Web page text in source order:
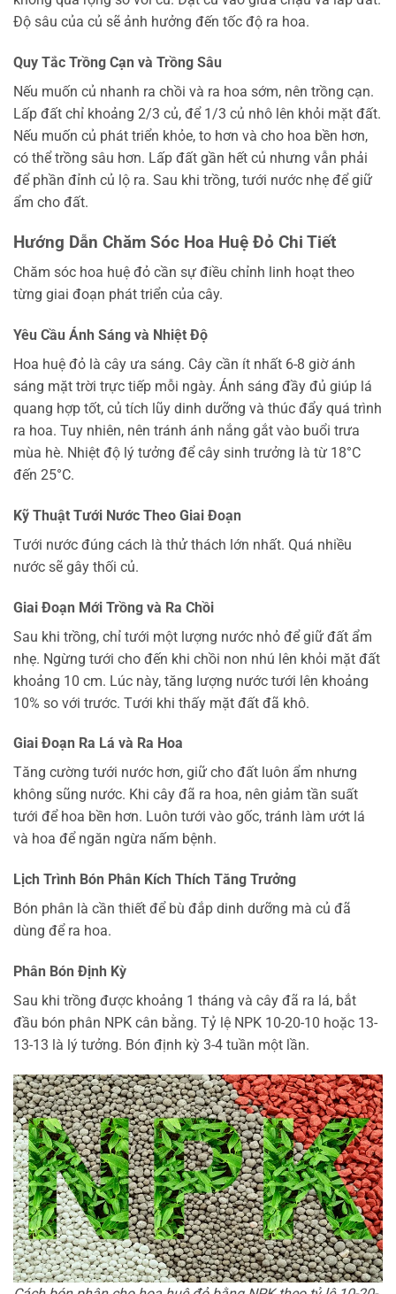
Độ sâu của củ sẽ ảnh hưởng đến tốc độ ra hoa.
Quy Tắc Trồng Cạn và Trồng Sâu
Nếu muốn củ nhanh ra chồi và ra hoa sớm, nên trồng cạn.
Lấp đất chỉ khoảng 2/3 củ, để 1/3 củ nhô lên khỏi mặt đất.
Nếu muốn củ phát triển khỏe, to hơn và cho hoa bền hơn,
có thể trồng sâu hơn. Lấp đất gần hết củ nhưng vẫn phải
để phần đỉnh củ lộ ra. Sau khi trồng, tưới nước nhẹ để giữ
ẩm cho đất.
Hướng Dẫn Chăm Sóc Hoa Huệ Đỏ Chi Tiết
Chăm sóc hoa huệ đỏ cần sự điều chỉnh linh hoạt theo
từng giai đoạn phát triển của cây.
Yêu Cầu Ánh Sáng và Nhiệt Độ
Hoa huệ đỏ là cây ưa sáng. Cây cần ít nhất 6-8 giờ ánh
sáng mặt trời trực tiếp mỗi ngày. Ánh sáng đầy đủ giúp lá
quang hợp tốt, củ tích lũy dinh dưỡng và thúc đẩy quá trình
ra hoa. Tuy nhiên, nên tránh ánh nắng gắt vào buổi trưa
mùa hè. Nhiệt độ lý tưởng để cây sinh trưởng là từ 18°C
đến 25°C.
Kỹ Thuật Tưới Nước Theo Giai Đoạn
Tưới nước đúng cách là thử thách lớn nhất. Quá nhiều
nước sẽ gây thối củ.
Giai Đoạn Mới Trồng và Ra Chồi
Sau khi trồng, chỉ tưới một lượng nước nhỏ để giữ đất ẩm
nhẹ. Ngừng tưới cho đến khi chồi non nhú lên khỏi mặt đất
khoảng 10 cm. Lúc này, tăng lượng nước tưới lên khoảng
10% so với trước. Tưới khi thấy mặt đất đã khô.
Giai Đoạn Ra Lá và Ra Hoa
Tăng cường tưới nước hơn, giữ cho đất luôn ẩm nhưng
không sũng nước. Khi cây đã ra hoa, nên giảm tần suất
tưới để hoa bền hơn. Luôn tưới vào gốc, tránh làm ướt lá
và hoa để ngăn ngừa nấm bệnh.
Lịch Trình Bón Phân Kích Thích Tăng Trưởng
Bón phân là cần thiết để bù đắp dinh dưỡng mà củ đã
dùng để ra hoa.
Phân Bón Định Kỳ
Sau khi trồng được khoảng 1 tháng và cây đã ra lá, bắt
đầu bón phân NPK cân bằng. Tỷ lệ NPK 10-20-10 hoặc 13-
13-13 là lý tưởng. Bón định kỳ 3-4 tuần một lần.